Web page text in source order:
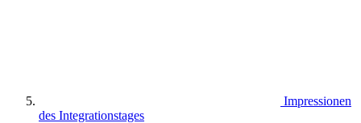
Impressionen
des Integrationstages